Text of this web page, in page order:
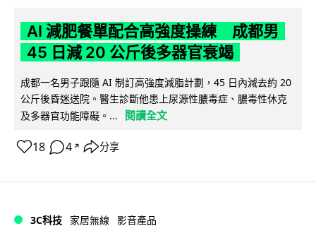
AI 減肥餐單配合高強度操練 成都男
45 日減 20 公斤後多器官衰竭
成都一名男子跟隨 AI 制訂高強度減脂計劃，45 日內減去約 20
公斤後昏迷送院。醫生診斷他患上尿源性膿毒症、膿毒性休克
及多器官功能障礙。...
閱讀全文
18 4 ↗ 分享
3C科技 家居無線 影音產品